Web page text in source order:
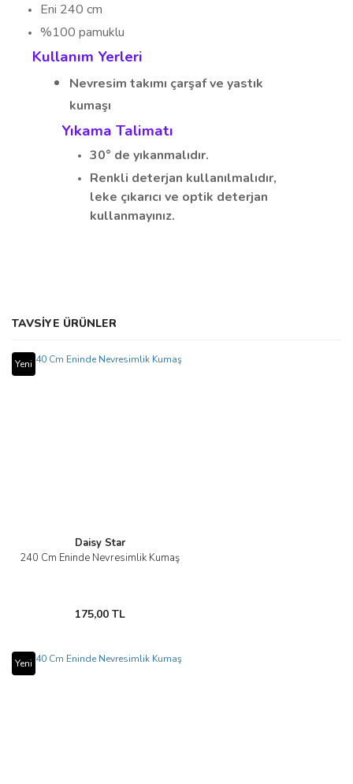
Eni 240 cm
%100 pamuklu
Kullanım Yerleri
Nevresim takımı çarşaf ve yastık
kumaşı
Yıkama Talimatı
30° de yıkanmalıdır.
Renkli deterjan kullanılmalıdır,
leke çıkarıcı ve optik deterjan
kullanmayınız.
Bu ürünün fiyat bilgisi, resim, ürün açıklamalarında ve diğer
konularda yetersiz gördüğünüz noktaları öneri formunu kullanarak
Görüş ve önerileriniz için teşekkür ederiz.
TAVSİYE ÜRÜNLER
Yeni
Daisy Star
240 Cm Eninde Nevresimlik Kumaş
175,00 TL
Yeni